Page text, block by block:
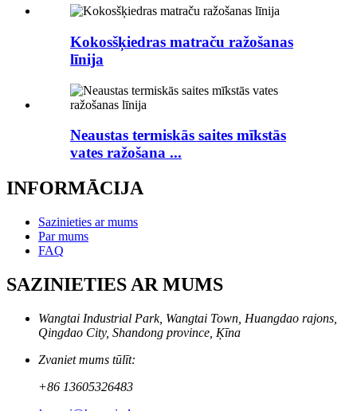
Kokosšķiedras matraču ražošanas
līnija
Neaustas termiskās saites mīkstās
vates ražošana ...
INFORMĀCIJA
Sazinieties ar mums
Par mums
FAQ
SAZINIETIES AR MUMS
Wangtai Industrial Park, Wangtai Town, Huangdao rajons,
Qingdao City, Shandong province, Ķīna
Zvaniet mums tūlīt:
+86 13605326483